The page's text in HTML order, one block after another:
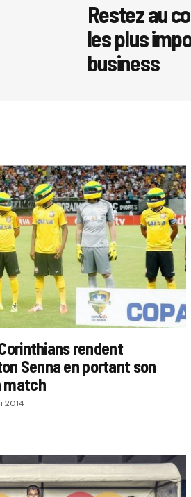
Comment
Submit
Restez au
les plus
business
rendent
Senna en portant son
match
2014